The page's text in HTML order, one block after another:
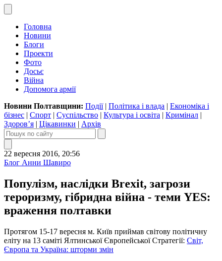
Головна
Новини
Блоги
Проекти
Фото
Досьє
Війна
Допомога армії
Новини Полтавщини: Події| Політика і влада | Економіка і
бізнес | Спорт | Суспільство | Культура і освіта | Кримінал |
Здоров’я | Цікавинки | Архів
22 вересня 2016, 20:56
Блог Анни Шавиро
Популізм, наслідки Brexit, загрози
тероризму, гібридна війна - теми YES:
враження полтавки
Протягом 15-17 вересня м. Київ приймав світову політичну
еліту на 13 саміті Ялтинської Європейської Стратегії: Світ,
Європа та Україна: шторми змін